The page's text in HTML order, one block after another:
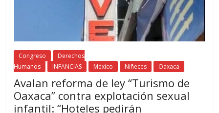
Congreso
Derechos
Humanos
INFANCIAS México Niñeces Oaxaca
Avalan reforma de ley “Turismo de
Oaxaca” contra explotación sexual
infantil: “Hoteles pedirán